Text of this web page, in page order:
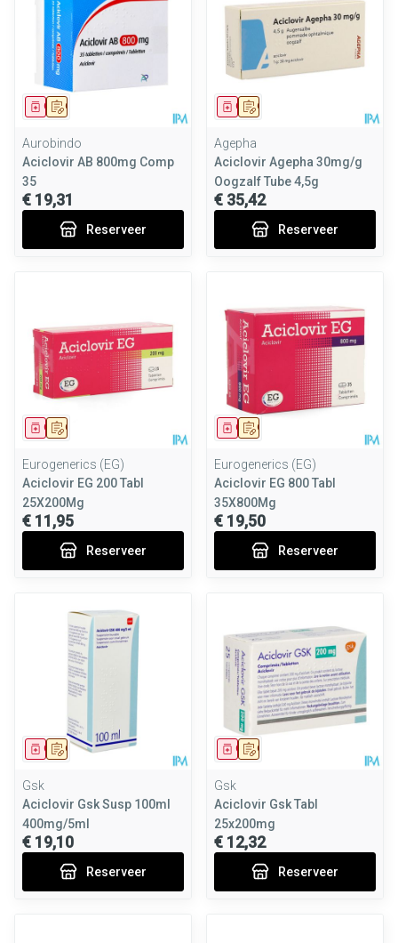
Op voorschrift
Geneesmiddel
Aurobindo
Aciclovir AB 800mg Comp
35
€ 19,31
Reserveer
Op voorschrift
Geneesmiddel
Agepha
Aciclovir Agepha 30mg/g
Oogzalf Tube 4,5g
€ 35,42
Reserveer
Op voorschrift
Geneesmiddel
Eurogenerics (EG)
Aciclovir EG 200 Tabl
25X200Mg
€ 11,95
Reserveer
Op voorschrift
Geneesmiddel
Eurogenerics (EG)
Aciclovir EG 800 Tabl
35X800Mg
€ 19,50
Reserveer
Op voorschrift
Geneesmiddel
Gsk
Aciclovir Gsk Susp 100ml
400mg/5ml
€ 19,10
Reserveer
Op voorschrift
Geneesmiddel
Gsk
Aciclovir Gsk Tabl
25x200mg
€ 12,32
Reserveer